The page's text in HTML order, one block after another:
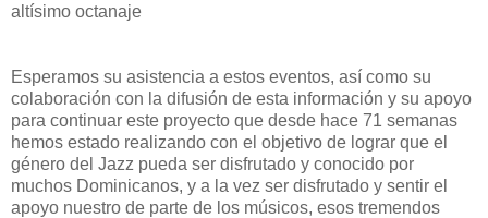
altísimo octanaje
Esperamos su asistencia a estos eventos, así como su
colaboración con la difusión de esta información y su apoyo
para continuar este proyecto que desde hace 71 semanas
hemos estado realizando con el objetivo de lograr que el
género del Jazz pueda ser disfrutado y conocido por
muchos Dominicanos, y a la vez ser disfrutado y sentir el
apoyo nuestro de parte de los músicos, esos tremendos